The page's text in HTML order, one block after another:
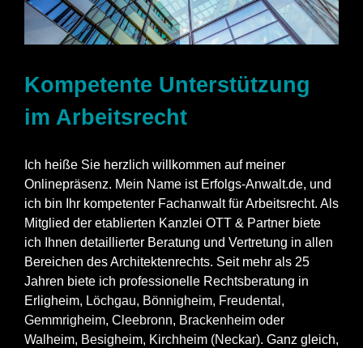
Kompetente Unterstützung
im Arbeitsrecht
Ich heiße Sie herzlich willkommen auf meiner
Onlinepräsenz. Mein Name ist Erfolgs-Anwalt.de, und
ich bin Ihr kompetenter Fachanwalt für Arbeitsrecht. Als
Mitglied der etablierten Kanzlei OTT & Partner biete
ich Ihnen detaillierter Beratung und Vertretung in allen
Bereichen des Architektenrechts. Seit mehr als 25
Jahren biete ich professionelle Rechtsberatung in
Erligheim, Löchgau, Bönnigheim, Freudental ,
Gemmrigheim, Cleebronn, Brackenheim oder
Walheim, Besigheim, Kirchheim (Neckar). Ganz gleich,